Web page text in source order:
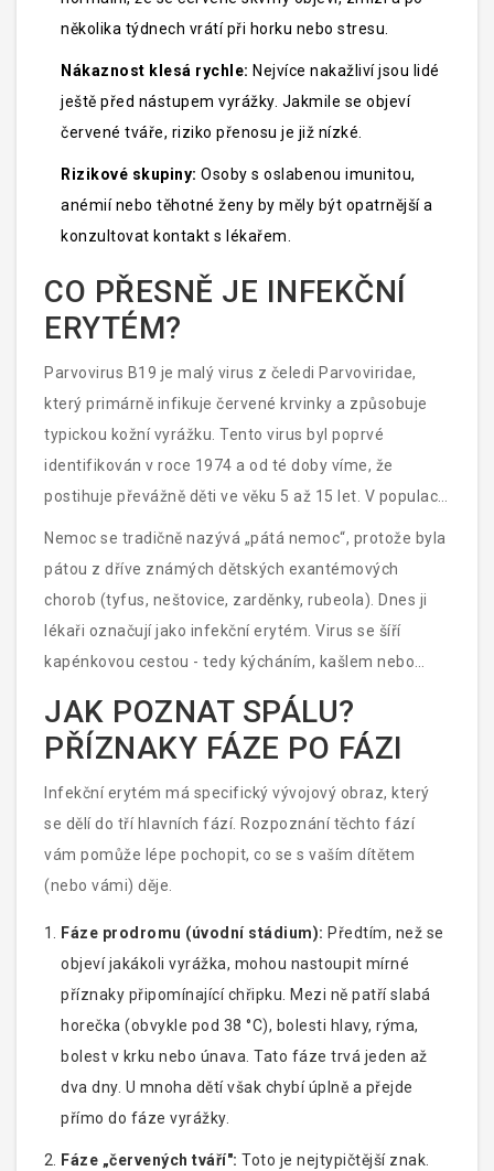
několika týdnech vrátí při horku nebo stresu.
Nákaznost klesá rychle: Nejvíce nakažliví jsou lidé
ještě před nástupem vyrážky. Jakmile se objeví
červené tváře, riziko přenosu je již nízké.
Rizikové skupiny: Osoby s oslabenou imunitou,
anémií nebo těhotné ženy by měly být opatrnější a
konzultovat kontakt s lékařem.
CO PŘESNĚ JE INFEKČNÍ
ERYTÉM?
Parvovirus B19 je malý virus z čeledi Parvoviridae,
který primárně infikuje červené krvinky a způsobuje
typickou kožní vyrážku. Tento virus byl poprvé
identifikován v roce 1974 a od té doby víme, že
postihuje převážně děti ve věku 5 až 15 let. V populaci
se vyskytuje velmi často - odhaduje se, že více než
polovina dospělé populace už tento virus prodělala,
často ani si toho nevšimla, protože průběh mohl být
bez příznaků.
Nemoc se tradičně nazývá „pátá nemoc“, protože byla
pátou z dříve známých dětských exantémových
chorob (tyfus, neštovice, zarděnky, rubeola). Dnes ji
lékaři označují jako infekční erytém. Virus se šíří
kapénkovou cestou - tedy kýcháním, kašlem nebo
sdílením nádobí. Inkubační doba, tedy čas od nakažení
do prvního projevu, trvá obvykle 4 až 14 dní, někdy až
tři týdny.
JAK POZNAT SPÁLU?
PŘÍZNAKY FÁZE PO FÁZI
Infekční erytém má specifický vývojový obraz, který
se dělí do tří hlavních fází. Rozpoznání těchto fází
vám pomůže lépe pochopit, co se s vaším dítětem
(nebo vámi) děje.
Fáze prodromu (úvodní stádium): Předtím, než se
objeví jakákoli vyrážka, mohou nastoupit mírné
příznaky připomínající chřipku. Mezi ně patří slabá
horečka (obvykle pod 38 °C), bolesti hlavy, rýma,
bolest v krku nebo únava. Tato fáze trvá jeden až
dva dny. U mnoha dětí však chybí úplně a přejde
přímo do fáze vyrážky.
Fáze „červených tváří": Toto je nejtypičtější znak.